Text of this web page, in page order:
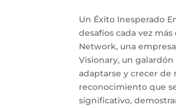
Un Éxito Inesperado
desafíos cada vez
Network, una
Visionary, un
adaptarse y crecer de
reconocimiento que
significativo,